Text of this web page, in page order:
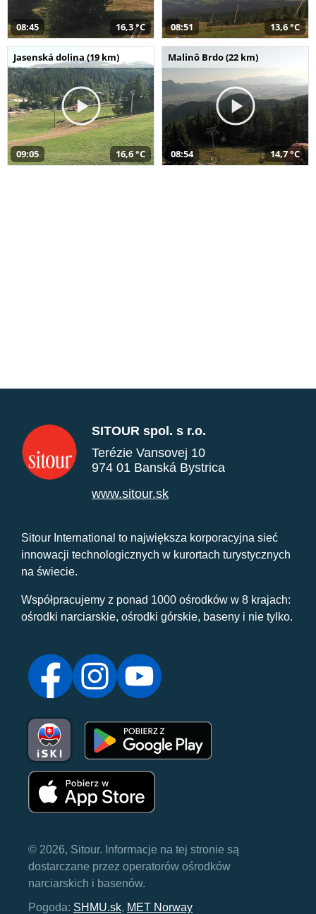
08:45 16,3 °C 08:51 13,6 °C
Jasenská dolina (19 km)
09:05 16,6 °C
Malinô Brdo (22 km)
08:54 14,7 °C
SITOUR spol. s r.o.
Terézie Vansovej 10
974 01 Banská Bystrica
www.sitour.sk
Sitour International to największa korporacyjna sieć
innowacji technologicznych w kurortach turystycznych
na świecie.
Współpracujemy z ponad 1000 ośrodków w 8 krajach:
ośrodki narciarskie, ośrodki górskie, baseny i nie tylko.
© 2026, Sitour. Informacje na tej stronie są
dostarczane przez operatorów ośrodków
narciarskich i basenów.
Pogoda: SHMU.sk, MET Norway